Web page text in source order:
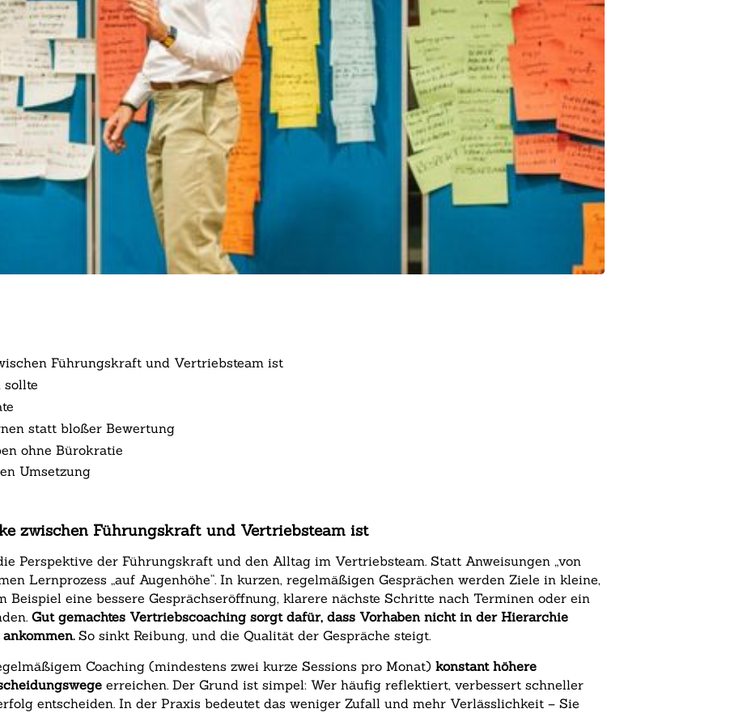
Führungskraft und Vertriebsteam ist
sollte
statt bloßer Bewertung
ohne Bürokratie
Umsetzung
zwischen Führungskraft und Vertriebsteam ist
Perspektive der Führungskraft und den Alltag im Vertriebsteam. Statt Anweisungen „von
Lernprozess „auf Augenhöhe“. In kurzen, regelmäßigen Gesprächen werden Ziele in kleine,
Beispiel eine bessere Gesprächseröffnung, klarere nächste Schritte nach Terminen oder ein
Gut gemachtes Vertriebscoaching sorgt dafür, dass Vorhaben nicht in der Hierarchie
So sinkt Reibung, und die Qualität der Gespräche steigt.
Coaching (mindestens zwei kurze Sessions pro Monat)konstant höhere
erreichen. Der Grund ist simpel: Wer häufig reflektiert, verbessert schneller
entscheiden. In der Praxis bedeutet das weniger Zufall und mehr Verlässlichkeit – Sie